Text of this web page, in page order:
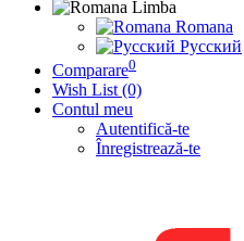
Limba
Romana
Русский
Comparare0
Wish List (0)
Contul meu
Autentifică-te
Înregistrează-te